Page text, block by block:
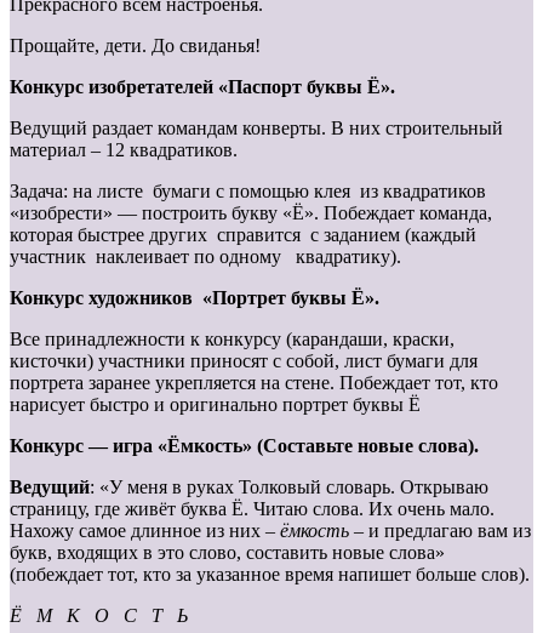
Прощайте, дети. До свиданья!
Конкурс изобретателей «Паспорт буквы Ё».
Ведущий раздает командам конверты. В них строительный
материал – 12 квадратиков.
Задача: на листе бумаги с помощью клея из квадратиков
«изобрести» — построить букву «Ё». Побеждает команда,
которая быстрее других справится с заданием (каждый
участник наклеивает по одному квадратику).
Конкурс художников «Портрет буквы Ё».
Все принадлежности к конкурсу (карандаши, краски,
кисточки) участники приносят с собой, лист бумаги для
портрета заранее укрепляется на стене. Побеждает тот, кто
нарисует быстро и оригинально портрет буквы Ё
Конкурс — игра «Ёмкость» (Составьте новые слова).
Ведущий: «У меня в руках Толковый словарь. Открываю
страницу, где живёт буква Ё. Читаю слова. Их очень мало.
Нахожу самое длинное из них – ёмкость – и предлагаю вам из
букв, входящих в это слово, составить новые слова»
(побеждает тот, кто за указанное время напишет больше слов).
Ё М К О С Т Ь